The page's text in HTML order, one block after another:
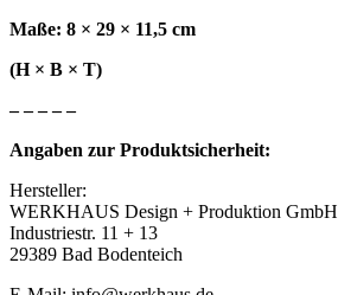
Maße: 8 × 29 × 11,5 cm
(H × B × T)
– – – – –
Angaben zur Produktsicherheit:
Hersteller:
WERKHAUS Design + Produktion GmbH
Industriestr. 11 + 13
29389 Bad Bodenteich